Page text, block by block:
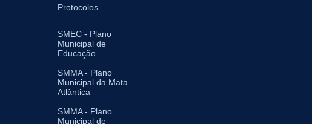
Protocolos
SMEC - Plano
Municipal de
Educação
SMMA - Plano
Municipal da Mata
Atlântica
SMMA - Plano
Municipal de